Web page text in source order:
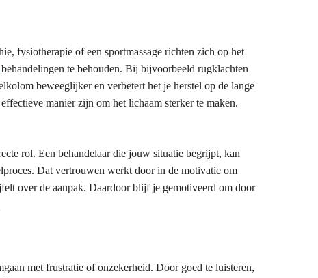
fysiotherapie of een sportmassage richten zich op het
behandelingen te behouden. Bij bijvoorbeeld rugklachten
beweeglijker en verbetert het je herstel op de lange
effectieve manier zijn om het lichaam sterker te maken.
rol. Een behandelaar die jouw situatie begrijpt, kan
Dat vertrouwen werkt door in de motivatie om
over de aanpak. Daardoor blijf je gemotiveerd om door
met frustratie of onzekerheid. Door goed te luisteren,